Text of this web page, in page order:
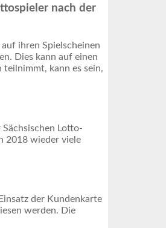
nach der
ihren Spielscheinen
Dies kann auf einen
kann es sein,
Lotto-
2018 wieder viele
der Kundenkarte
werden. Die